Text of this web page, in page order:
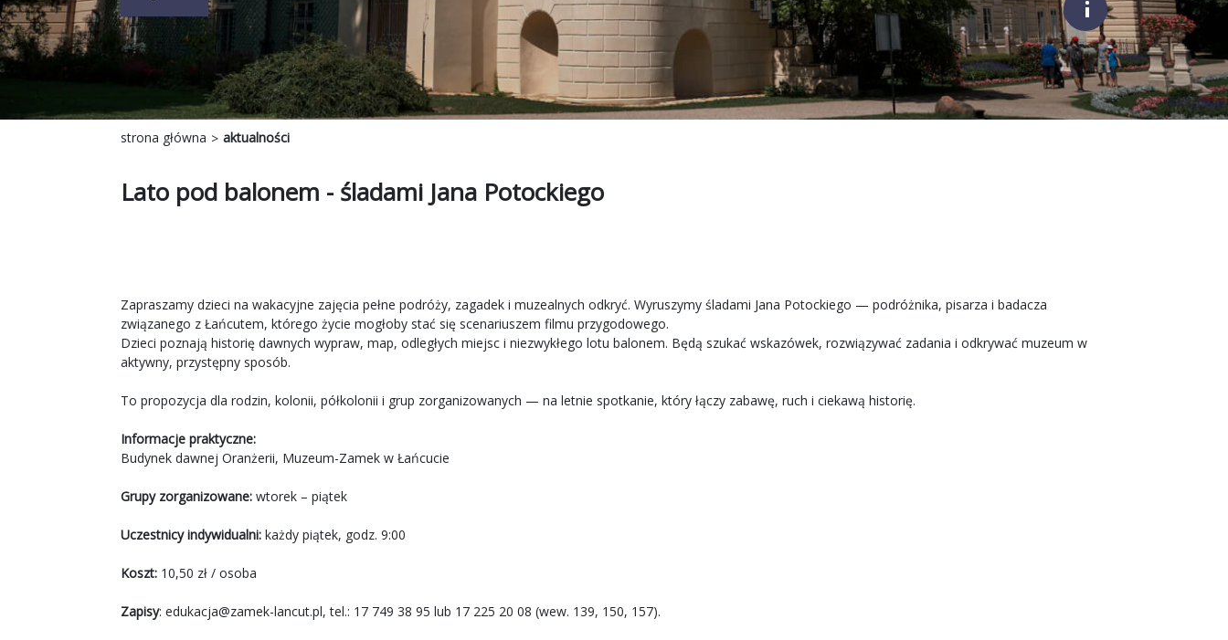
;
strona główna aktualności
Lato pod balonem - śladami Jana Potockiego
Zapraszamy dzieci na wakacyjne zajęcia pełne podróży, zagadek i muzealnych odkryć. Wyruszymy śladami Jana Potockiego — podróżnika, pisarza i badacza
związanego z Łańcutem, którego życie mogłoby stać się scenariuszem filmu przygodowego.
Dzieci poznają historię dawnych wypraw, map, odległych miejsc i niezwykłego lotu balonem. Będą szukać wskazówek, rozwiązywać zadania i odkrywać muzeum w
aktywny, przystępny sposób.
To propozycja dla rodzin, kolonii, półkolonii i grup zorganizowanych — na letnie spotkanie, który łączy zabawę, ruch i ciekawą historię.
Informacje praktyczne:
Budynek dawnej Oranżerii, Muzeum-Zamek w Łańcucie
Grupy zorganizowane: wtorek – piątek
Uczestnicy indywidualni: każdy piątek, godz. 9:00
Koszt: 10,50 zł / osoba
Zapisy: edukacja@zamek-lancut.pl, tel.: 17 749 38 95 lub 17 225 20 08 (wew. 139, 150, 157).